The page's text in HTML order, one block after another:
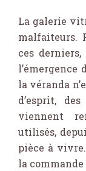
La galerie
malfaiteurs.
ces
l’émergence
la véranda
d’esprit,
viennent
utilisés,
pièce à
la